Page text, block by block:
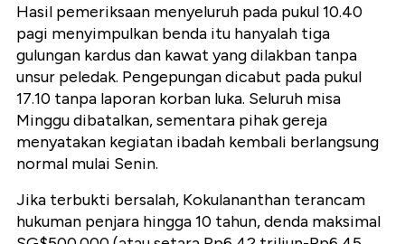
Hasil pemeriksaan menyeluruh pada pukul 10.40
pagi menyimpulkan benda itu hanyalah tiga
gulungan kardus dan kawat yang dilakban tanpa
unsur peledak. Pengepungan dicabut pada pukul
17.10 tanpa laporan korban luka. Seluruh misa
Minggu dibatalkan, sementara pihak gereja
menyatakan kegiatan ibadah kembali berlangsung
normal mulai Senin.
Jika terbukti bersalah, Kokulananthan terancam
hukuman penjara hingga 10 tahun, denda maksimal